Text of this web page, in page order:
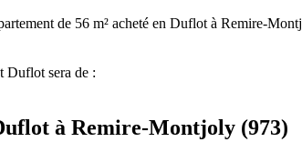
de 56 m² acheté en Duflot à Remire-
Duflot sera de :
à Remire-Montjoly (973)